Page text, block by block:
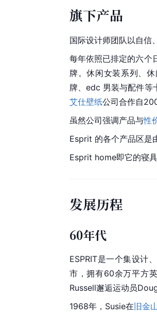
旗下产品
国际设计师团队以自信
每年依照已排定的六个
牌。休闲女装系列、
牌、edc 男装与配件等
艾仕壁纸公司合作自
虽然公司强调产品与性
Esprit 的各个产品区是
Esprit home即它的寝
发展历程
60年代
ESPRIT是一个集设计
市，拥有60余万平方
Russell邂逅运动员
1968年，Susie在 旧金